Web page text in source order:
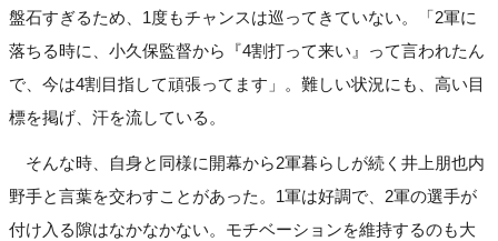
盤石すぎるため、1度もチャンスは巡ってきていない。「2軍に
落ちる時に、小久保監督から『4割打って来い』って言われたん
で、今は4割目指して頑張ってます」。難しい状況にも、高い目
標を掲げ、汗を流している。
そんな時、自身と同様に開幕から2軍暮らしが続く井上朋也内
野手と言葉を交わすことがあった。1軍は好調で、2軍の選手が
付け入る隙はなかなかない。モチベーションを維持するのも大